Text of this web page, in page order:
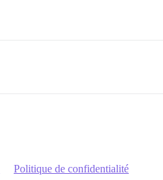
Politique de confidentialité